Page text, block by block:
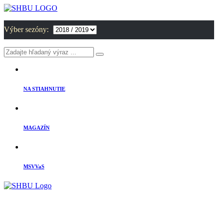
Výber sezóny:
NA STIAHNUTIE
MAGAZÍN
MSVVaS